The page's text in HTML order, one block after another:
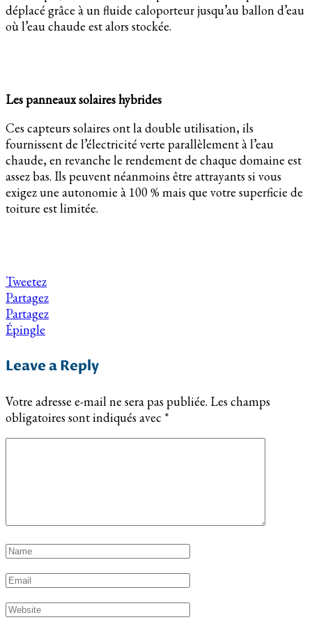
déplacé grâce à un fluide caloporteur jusqu’au ballon d’eau
où l’eau chaude est alors stockée.
Les panneaux solaires hybrides
Ces capteurs solaires ont la double utilisation, ils
fournissent de l’électricité verte parallèlement à l’eau
chaude, en revanche le rendement de chaque domaine est
assez bas. Ils peuvent néanmoins être attrayants si vous
exigez une autonomie à 100 % mais que votre superficie de
toiture est limitée.
Tweetez
Partagez
Partagez
Épingle
Leave a Reply
Votre adresse e-mail ne sera pas publiée. Les champs
obligatoires sont indiqués avec *